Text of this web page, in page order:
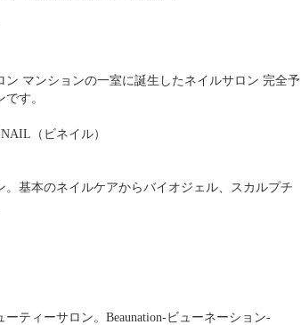
ン マンションの一室に誕生したネイルサロン 完全予
す。
（ビネイル）
。基本のネイルケアからバイオジェル、スカルプチ
ティーサロン。Beaunation-ビューネーション-